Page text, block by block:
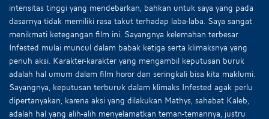
intensitas tinggi yang mendebarkan, bahkan untuk saya yang pada
dasarnya tidak memiliki rasa takut terhadap laba-laba. Saya sangat
menikmati ketegangan film ini. Sayangnya kelemahan terbesar
Infested mulai muncul dalam babak ketiga serta klimaksnya yang
penuh aksi. Karakter-karakter yang mengambil keputusan buruk
adalah hal umum dalam film horor dan seringkali bisa kita maklumi.
Sayangnya, keputusan terburuk dalam klimaks Infested agak perlu
dipertanyakan, karena aksi yang dilakukan Mathys, sahabat Kaleb,
adalah hal yang alih-alih menyelamatkan teman-temannya, justru